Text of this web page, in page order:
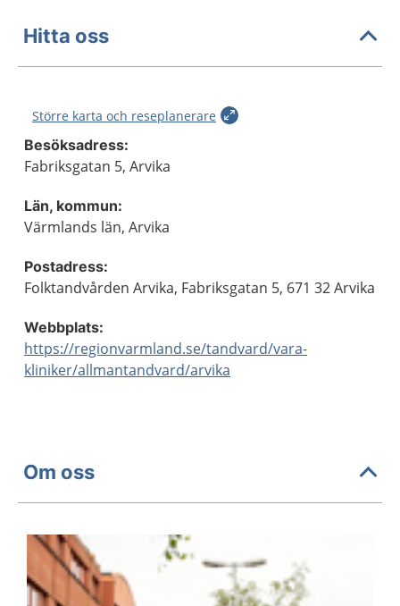
Hitta oss
Större karta och reseplanerare
Besöksadress:
Fabriksgatan 5, Arvika
Län, kommun:
Värmlands län, Arvika
Postadress:
Folktandvården Arvika, Fabriksgatan 5, 671 32 Arvika
Webbplats:
https://regionvarmland.se/tandvard/vara-
kliniker/allmantandvard/arvika
Om oss